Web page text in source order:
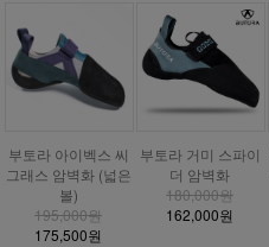
부토라 아이벡스 씨
그래스 암벽화 (넓은
볼)
195,000원
175,500원
부토라 거미 스파이
더 암벽화
180,000원
162,000원